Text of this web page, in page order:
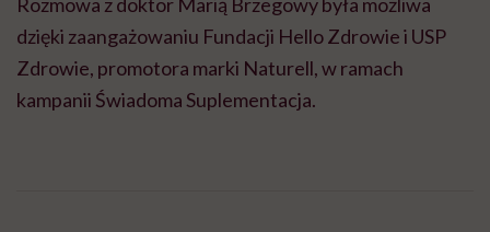
dzięki zaangażowaniu Fundacji Hello Zdrowie i USP
Zdrowie, promotora marki Naturell, w ramach
kampanii Świadoma Suplementacja.